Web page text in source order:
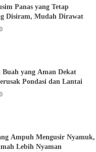
Panas yang Tetap
Disiram, Mudah Dirawat
yang Aman Dekat
Pondasi dan Lantai
Ampuh Mengusir Nyamuk,
Lebih Nyaman